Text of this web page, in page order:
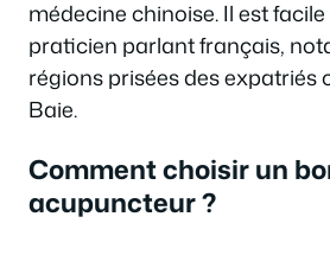
médecine chinoise. Il est
praticien parlant français,
régions prisées des expatriés
Baie.
Comment choisir un
acupuncteur ?